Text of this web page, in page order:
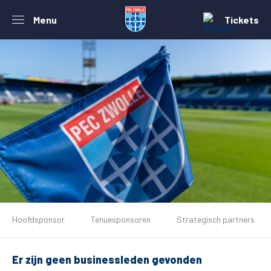
Menu Tickets
Tickets
Matchdays
Hoofdsponsor Tenuesponsoren Strategisch partners
Er zijn geen businessleden gevonden